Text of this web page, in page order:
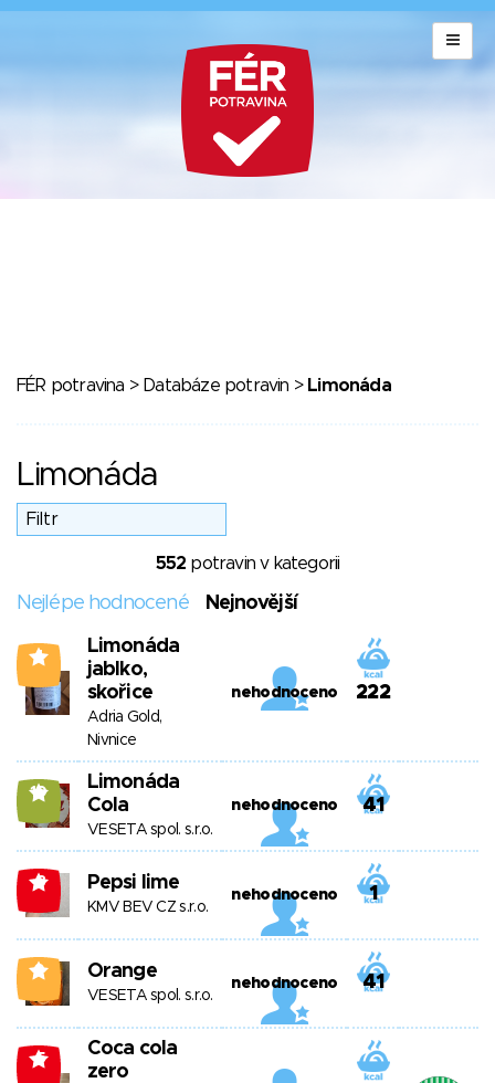
FÉR potravina > Databáze potravin > Limonáda
Limonáda
552 potravin v kategorii
Nejlépe hodnocené Nejnovější
4
Limonáda
jablko,
skořice
Adria Gold,
Nivnice
nehodnoceno 222
10
Limonáda
Cola
VESETA spol. s.r.o.
nehodnoceno 41
-8 Pepsi lime
KMV BEV CZ s.r.o.
nehodnoceno 1
0 Orange
VESETA spol. s.r.o.
nehodnoceno 41
-5
Coca cola
zero